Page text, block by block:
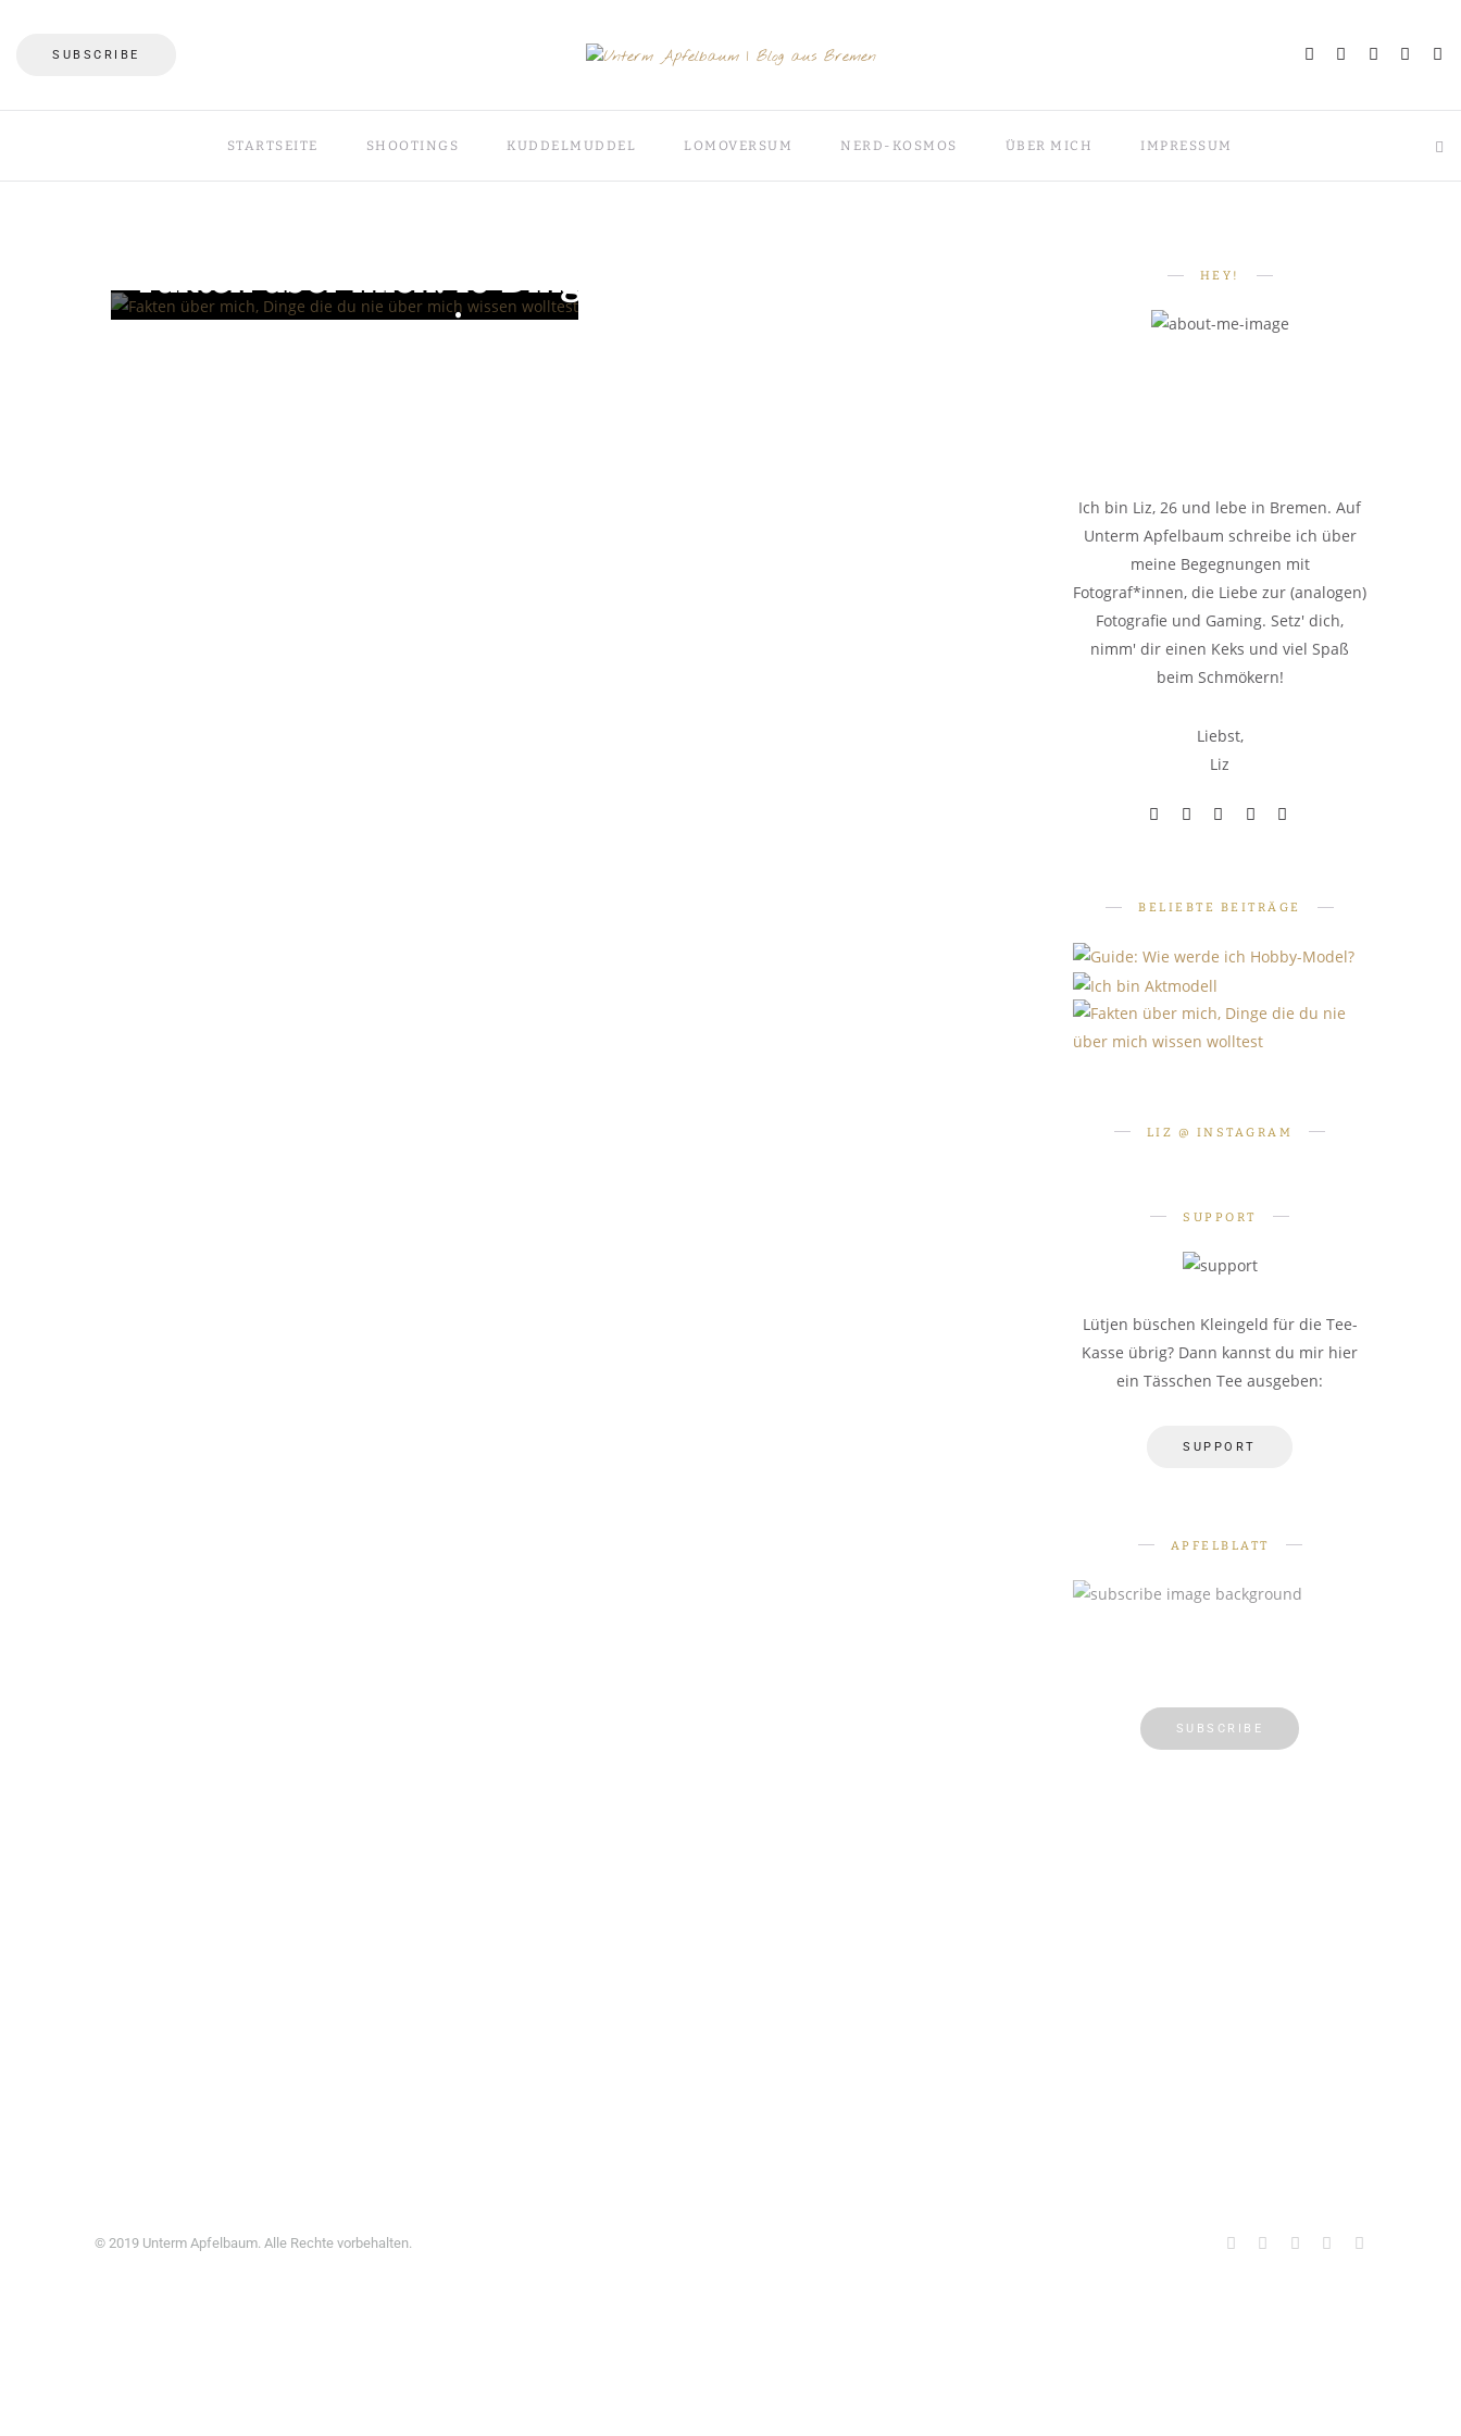
SUBSCRIBE
STARTSEITE SHOOTINGS KUDDELMUDDEL LOMOVERSUM NERD-KOSMOS ÜBER MICH IMPRESSUM
Fakten über mich: 10 Dinge, die du nie über mich
wissen wolltest
HEY!
Ich bin Liz, 26 und lebe in Bremen. Auf
Unterm Apfelbaum schreibe ich über
meine Begegnungen mit
Fotograf*innen, die Liebe zur (analogen)
Fotografie und Gaming. Setz' dich,
nimm' dir einen Keks und viel Spaß
beim Schmökern!
Liebst,
Liz
BELIEBTE BEITRÄGE
Teil 1: Grundlagen
das für mich?
PERSÖNLICHES
LIZ @ INSTAGRAM
SUPPORT
Lütjen büschen Kleingeld für die Tee-
Kasse übrig? Dann kannst du mir hier
ein Tässchen Tee ausgeben:
SUPPORT
APFELBLATT
SUBSCRIBE
© 2019 Unterm Apfelbaum. Alle Rechte vorbehalten.